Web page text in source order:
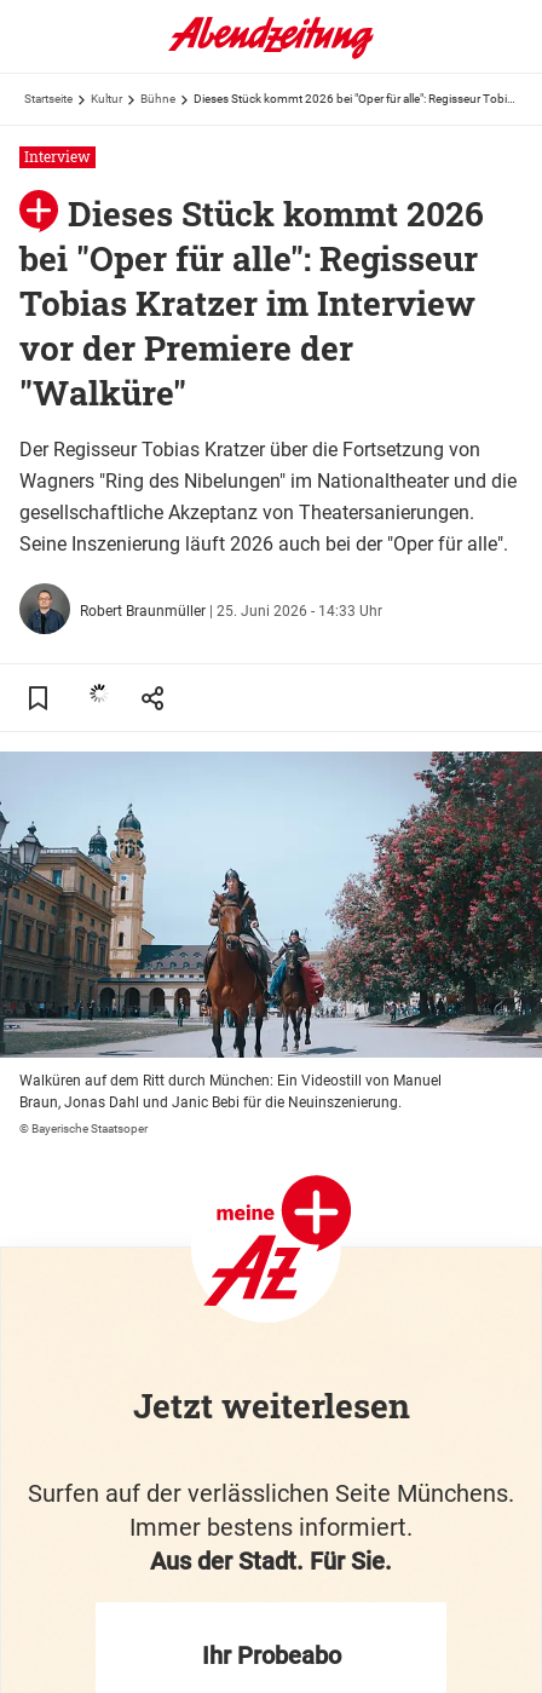
Startseite Kultur Bühne
Interview
Dieses Stück kommt 2026
bei "Oper für alle": Regisseur
Tobias Kratzer im Interview
vor der Premiere der
"Walküre"
Der Regisseur Tobias Kratzer über die Fortsetzung von
Wagners "Ring des Nibelungen" im Nationaltheater und die
gesellschaftliche Akzeptanz von Theatersanierungen.
Seine Inszenierung läuft 2026 auch bei der "Oper für alle".
Robert Braunmüller | 25. Juni 2026 - 14:33 Uhr
Walküren auf dem Ritt durch München: Ein Videostill von Manuel
Braun, Jonas Dahl und Janic Bebi für die Neuinszenierung.
© Bayerische Staatsoper
Jetzt weiterlesen
Surfen auf der verlässlichen Seite Münchens.
Immer bestens informiert.
Aus der Stadt. Für Sie.
Ihr Probeabo